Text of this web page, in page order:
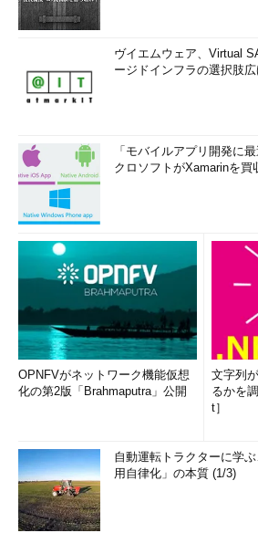
ヴイエムウェア、Virtual
ージドインフラの選択肢広
「モバイルアプリ開発に
クロソフトがXamarinを買
OPNFVがネットワーク機能仮想
化の第2版「Brahmaputra」公開
文字列
るかを
t］
自動運転トラクターに学
用自律化」の本質 (1/3)